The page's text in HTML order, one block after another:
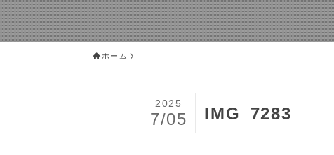
ホーム
IMG_7283
2025
7/05